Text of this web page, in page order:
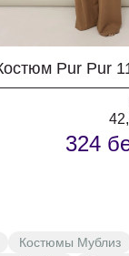
Pur Pur
324
Костюмы Мублиз